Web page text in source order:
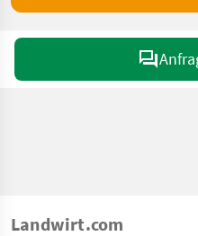
Landwirt.com